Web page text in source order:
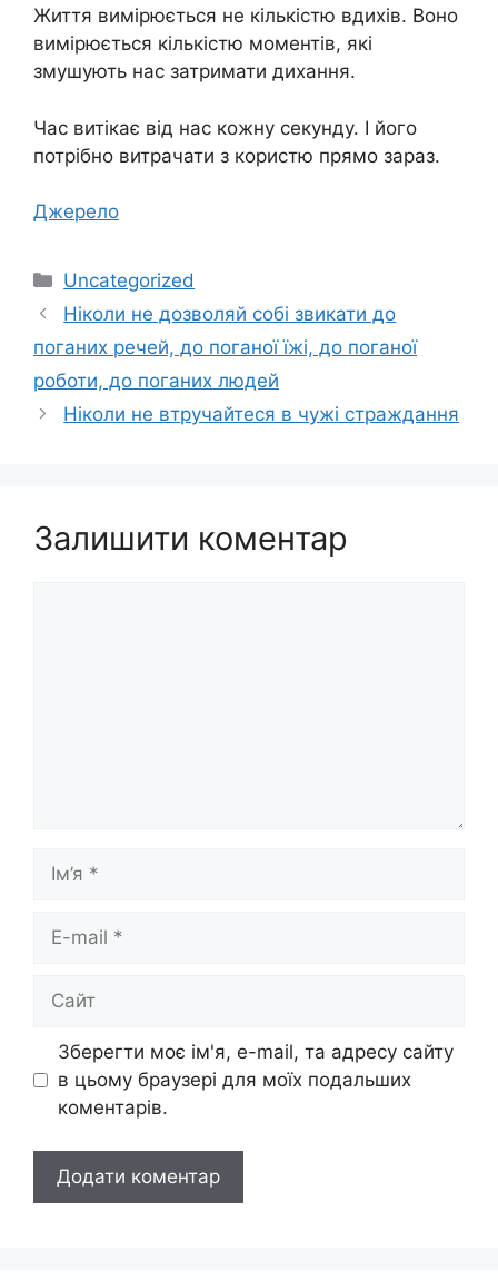
Життя вимірюється не кількістю вдихів. Воно
вимірюється кількістю моментів, які
змушують нас затримати дихання.
Час витікає від нас кожну секунду. І його
потрібно витрачати з користю прямо зараз.
Джерело
Категорії
Uncategorized
Ніколи не дозволяй собі звикати до
поганих речей, до поганої їжі, до поганої
роботи, до поганих людей
Ніколи не втручайтеся в чужі страждання
Залишити коментар
Ім’я
Сайт
Зберегти моє ім'я, e-mail, та адресу сайту
в цьому браузері для моїх подальших
коментарів.